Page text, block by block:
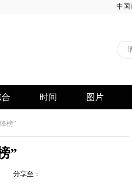
中国
时间 图片
榜”
”
分享至：